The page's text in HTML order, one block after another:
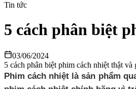
Tin tức
5 cách phân biệt
03/06/2024
5 cách phân biệt phim cách nhiệt thật và
Phim cách nhiệt là sản phẩm